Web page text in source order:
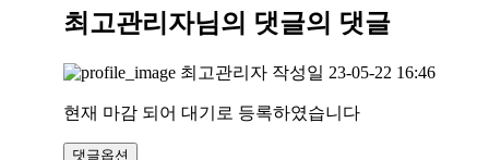
최고관리자님의 댓글의 댓글
최고관리자 작성일 23-05-22 16:46
현재 마감 되어 대기로 등록하였습니다
댓글옵션